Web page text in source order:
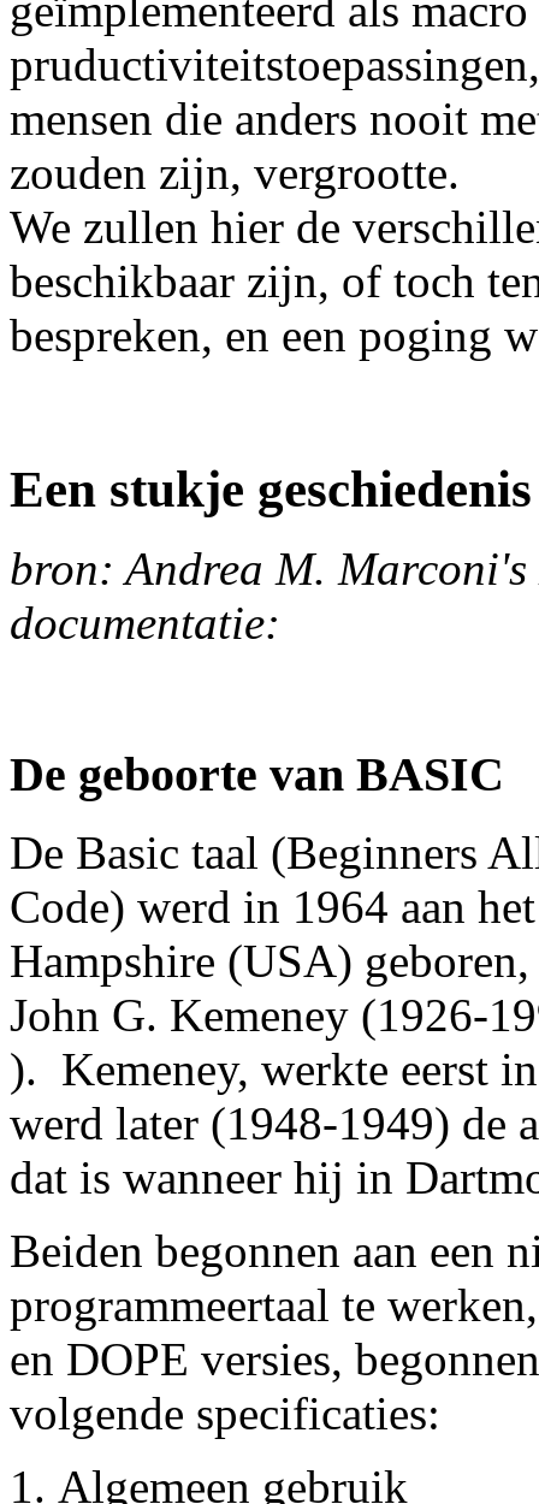
mensen die anders nooit
zouden zijn, vergrootte.
We zullen hier de
beschikbaar zijn, of toch
bespreken, en een poging
Een stukje geschiedenis
bron: Andrea M.
documentatie:
De geboorte van BASIC
De Basic taal (Beginners
Code) werd in 1964 aan
Hampshire (USA)
John G. Kemeney (1926-
). Kemeney, werkte eerst
werd later (1948-1949) de
dat is wanneer hij in
Beiden begonnen aan een
programmeertaal te
en DOPE versies,
volgende specificaties:
Algemeen gebruik